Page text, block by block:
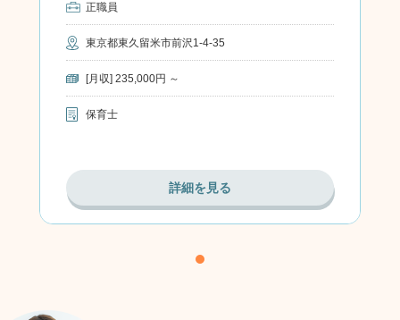
正職員
東京都東久留米市前沢1-4-35
[月収] 235,000円 ～
保育士
詳細を見る